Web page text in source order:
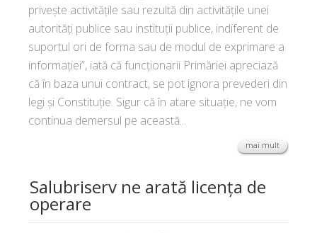
priveşte activităţile sau rezultă din activităţile unei
autorităţi publice sau instituţii publice, indiferent de
suportul ori de forma sau de modul de exprimare a
informaţiei”, iată că funcționarii Primăriei apreciază
că în baza unui contract, se pot ignora prevederi din
legi și Constituție. Sigur că în atare situație, ne vom
continua demersul pe această...
mai mult
Salubriserv ne arată licența de
operare